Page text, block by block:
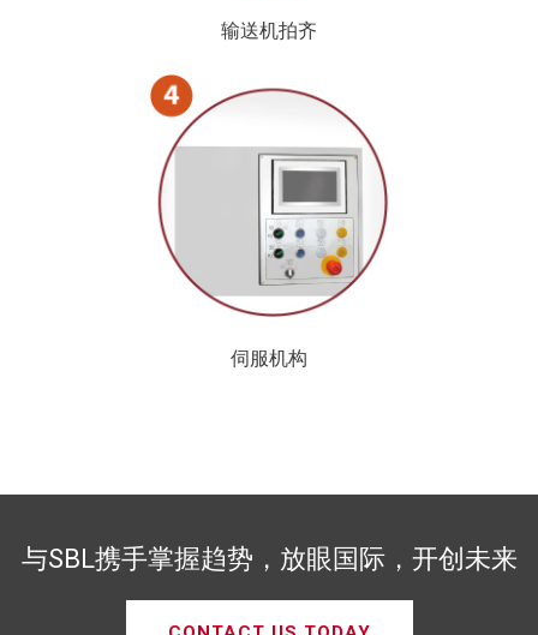
输送机拍齐
伺服机构
与SBL携手掌握趋势，放眼国际，开创未来